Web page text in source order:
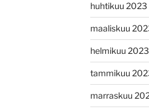
huhtikuu 2023
maaliskuu
helmikuu 2023
tammikuu
marraskuu